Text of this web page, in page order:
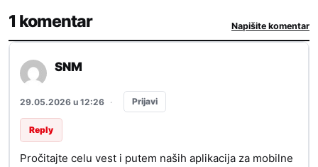
1 komentar Napišite komentar
SNM
29.05.2026 u 12:26 · Prijavi
Reply
Pročitajte celu vest i putem naših aplikacija za mobilne